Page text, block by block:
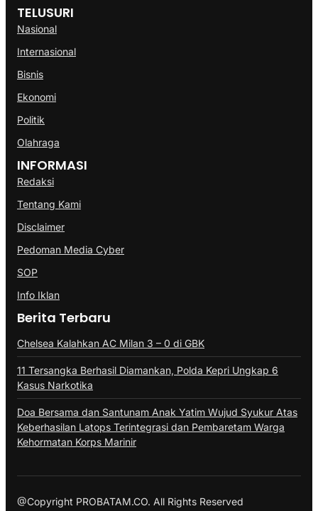
TELUSURI
Nasional
Internasional
Bisnis
Ekonomi
Politik
Olahraga
INFORMASI
Redaksi
Tentang Kami
Disclaimer
Pedoman Media Cyber
SOP
Info Iklan
Berita Terbaru
Chelsea Kalahkan AC Milan 3 – 0 di GBK
11 Tersangka Berhasil Diamankan, Polda Kepri Ungkap 6
Kasus Narkotika
Doa Bersama dan Santunam Anak Yatim Wujud Syukur Atas
Keberhasilan Latops Terintegrasi dan Pembaretam Warga
Kehormatan Korps Marinir
@Copyright PROBATAM.CO. All Rights Reserved